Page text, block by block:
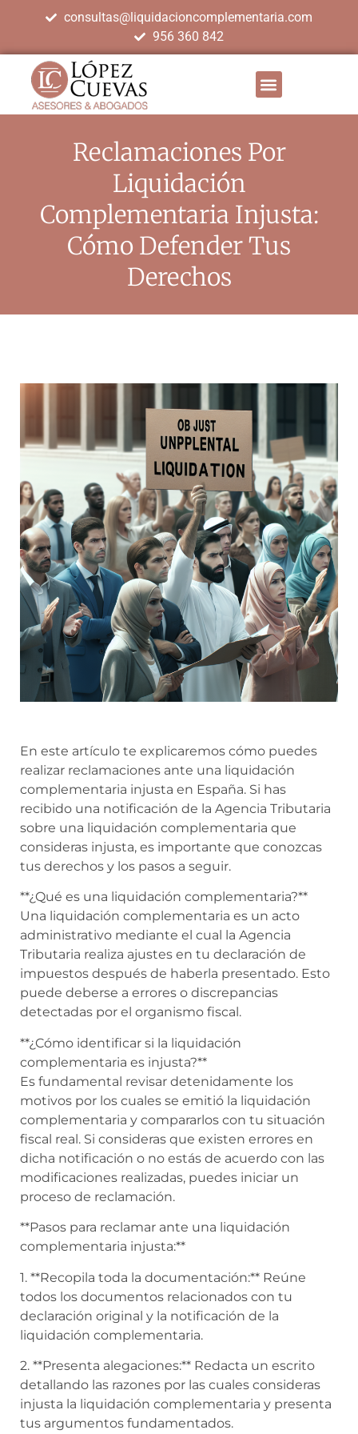
consultas@liquidacioncomplementaria.com
956 360 842
Reclamaciones Por
Liquidación
Complementaria Injusta:
Cómo Defender Tus
Derechos
En este artículo te explicaremos cómo puedes
realizar reclamaciones ante una liquidación
complementaria injusta en España. Si has
recibido una notificación de la Agencia Tributaria
sobre una liquidación complementaria que
consideras injusta, es importante que conozcas
tus derechos y los pasos a seguir.
**¿Qué es una liquidación complementaria?**
Una liquidación complementaria es un acto
administrativo mediante el cual la Agencia
Tributaria realiza ajustes en tu declaración de
impuestos después de haberla presentado. Esto
puede deberse a errores o discrepancias
detectadas por el organismo fiscal.
**¿Cómo identificar si la liquidación
complementaria es injusta?**
Es fundamental revisar detenidamente los
motivos por los cuales se emitió la liquidación
complementaria y compararlos con tu situación
fiscal real. Si consideras que existen errores en
dicha notificación o no estás de acuerdo con las
modificaciones realizadas, puedes iniciar un
proceso de reclamación.
**Pasos para reclamar ante una liquidación
complementaria injusta:**
1. **Recopila toda la documentación:** Reúne
todos los documentos relacionados con tu
declaración original y la notificación de la
liquidación complementaria.
2. **Presenta alegaciones:** Redacta un escrito
detallando las razones por las cuales consideras
injusta la liquidación complementaria y presenta
tus argumentos fundamentados.